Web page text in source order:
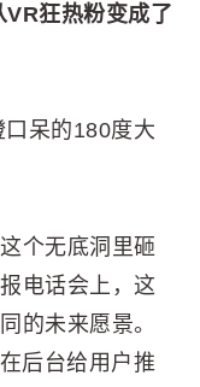
狂热粉变成了
呆的180度大
个无底洞里砸
电话会上，这
的未来愿景。
后台给用户推